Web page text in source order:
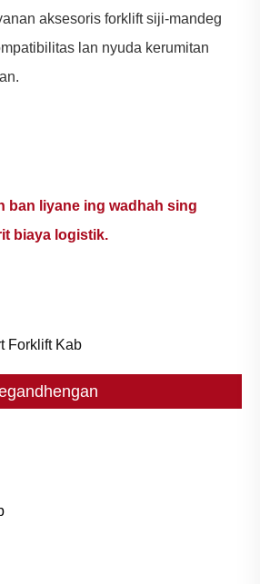
aksesoris forklift siji-mandeg
lan nyuda kerumitan
ban liyane ing wadhah sing
biaya logistik.
Forklift Kab